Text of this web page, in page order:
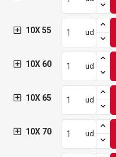
10X 55 ud
10X 60 ud
10X 65 ud
10X 70 ud